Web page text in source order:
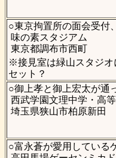
○東京拘置所の面会受付
味の素スタジアム
東京都調布市西町
※接見室は緑山スタジオ
セット？
○御上孝と御上宏太が通
西武学園文理中学・高
埼玉県狭山市柏原新田
○富永蒼が愛用している